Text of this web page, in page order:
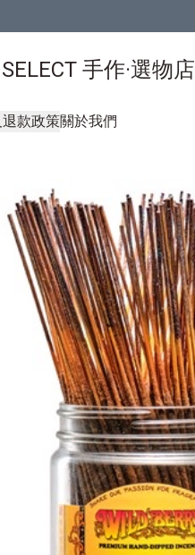
手作·選物店
款政策關於我們